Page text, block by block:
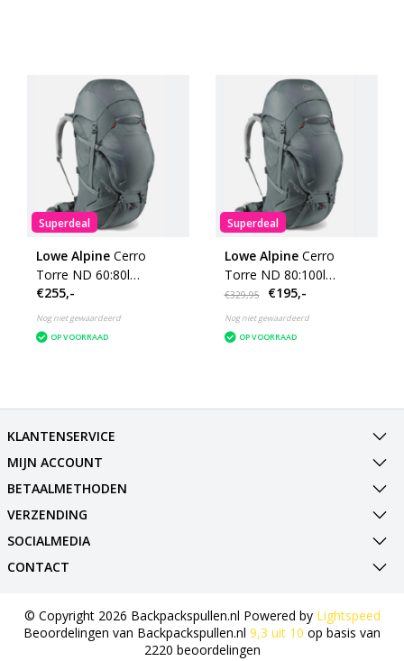
Superdeal
Lowe Alpine Cerro
Torre ND 60:80l
backpack dames - Dark
Slate
€255,-
Nog niet gewaardeerd
OP VOORRAAD
Superdeal
Lowe Alpine Cerro
Torre ND 80:100l
backpack dames - Dark
Slate
€329,95 €195,-
Nog niet gewaardeerd
OP VOORRAAD
KLANTENSERVICE
MIJN ACCOUNT
BETAALMETHODEN
VERZENDING
SOCIALMEDIA
CONTACT
© Copyright 2026 Backpackspullen.nl Powered by Lightspeed
Beoordelingen van Backpackspullen.nl 9,3 uit 10 op basis van
2220 beoordelingen